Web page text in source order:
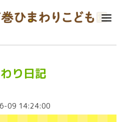
り日記
09 14:24:00